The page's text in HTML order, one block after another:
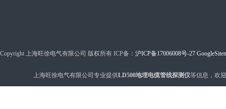
Copyright 上海旺徐电气有限公司 版权所有 ICP备： 沪ICP备17006008号-27
上海旺徐电气有限公司专业提供LD500地埋电缆管线探测仪等信息，欢